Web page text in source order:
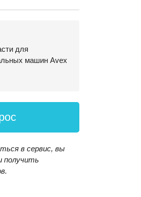
для
машин Avex
в сервис, вы
получить